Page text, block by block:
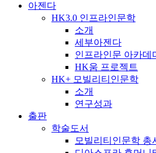
아젠다
HK3.0 인프라인문학
소개
세부아젠다
인프라인문 아카데
HK움 프로젝트
HK+ 모빌리티인문학
소개
연구성과
출판
학술도서
모빌리티인문학 총